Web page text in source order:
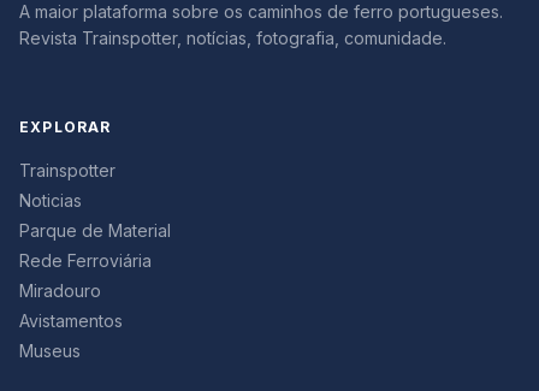
A maior plataforma sobre os caminhos de ferro portugueses.
Revista Trainspotter, notícias, fotografia, comunidade.
EXPLORAR
Trainspotter
Noticias
Parque de Material
Rede Ferroviária
Miradouro
Avistamentos
Museus